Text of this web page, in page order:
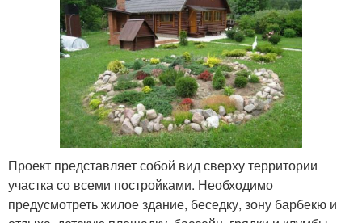
Проект представляет собой вид сверху территории
участка со всеми постройками. Необходимо
предусмотреть жилое здание, беседку, зону барбекю и